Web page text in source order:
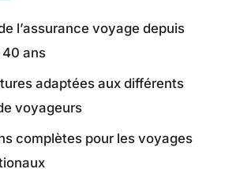
l’assurance voyage depuis
40 ans
adaptées aux différents
voyageurs
complètes pour les voyages